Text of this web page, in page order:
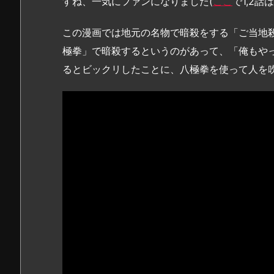
この漫画では地元の名物で暗殺をする「ご当
極拳」で暗殺するというのがあって、「俺も
るとビックリしたことに、八極拳を使って人